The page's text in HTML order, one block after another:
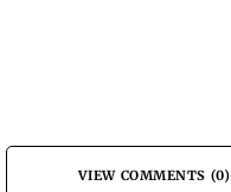
VIEW COMMENTS (0)